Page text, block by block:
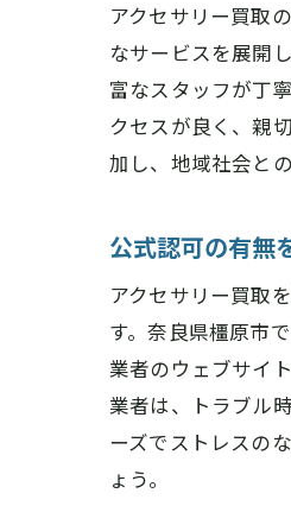
アクセサリー買取
なサービスを展開
富なスタッフが丁
クセスが良く、親
加し、地域社会と
公式認可の有無
アクセサリー買取
す。奈良県橿原市
業者のウェブサイ
業者は、トラブル
ーズでストレスの
ょう。